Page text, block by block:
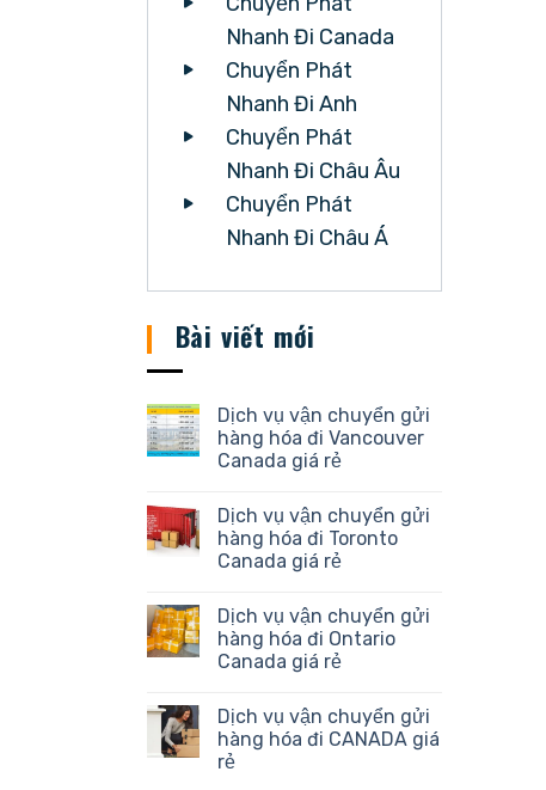
Nhanh Đi Canada
Chuyển Phát
Nhanh Đi Anh
Chuyển Phát
Nhanh Đi Châu Âu
Chuyển Phát
Nhanh Đi Châu Á
Bài viết mới
Dịch vụ vận chuyển gửi
hàng hóa đi Vancouver
Canada giá rẻ
Dịch vụ vận chuyển gửi
hàng hóa đi Toronto
Canada giá rẻ
Dịch vụ vận chuyển gửi
hàng hóa đi Ontario
Canada giá rẻ
Dịch vụ vận chuyển gửi
hàng hóa đi CANADA giá
rẻ